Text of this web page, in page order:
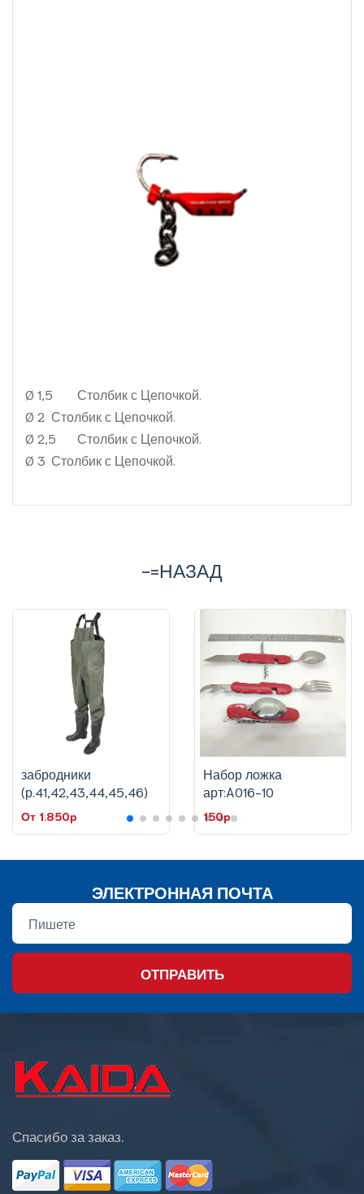
Ø 1,5
Столбик с Цепочкой.
Ø 2 Столбик с Цепочкой.
Ø 2,5
Столбик с Цепочкой.
Ø 3 Столбик с Цепочкой.
-=НАЗАД
забродники
(р.41,42,43,44,45,46)
От 1.850p
Набор ложка
арт:A016-10
150p
ЭЛЕКТРОННАЯ ПОЧТА
ОТПРАВИТЬ
Спасибо за заказ.